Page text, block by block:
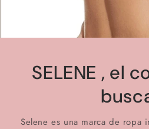
SELENE , el
Selene es una marca de ropa